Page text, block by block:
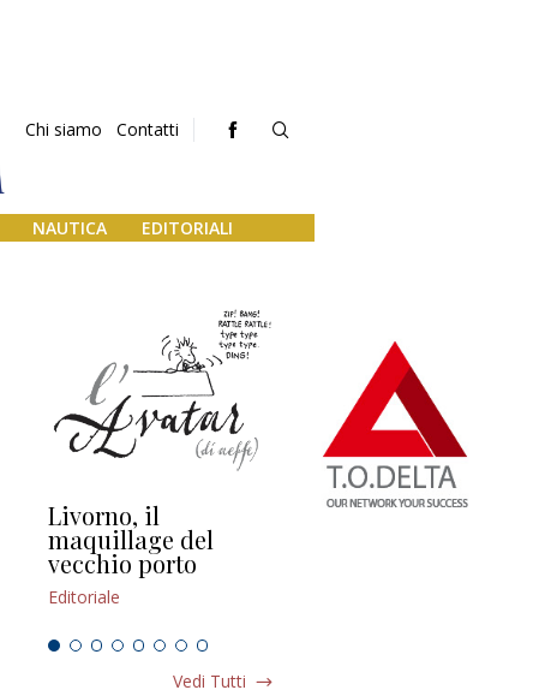
Chi siamo Contatti
NAUTICA EDITORIALI
Livorno, il
maquillage del
vecchio porto
Editoriale
L’uscita di scena di
Vedi Tutti